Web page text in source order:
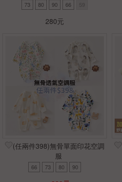
73 80 90 66 59
280元
(任兩件398)無骨單面印花空調
服
66 73 80 90